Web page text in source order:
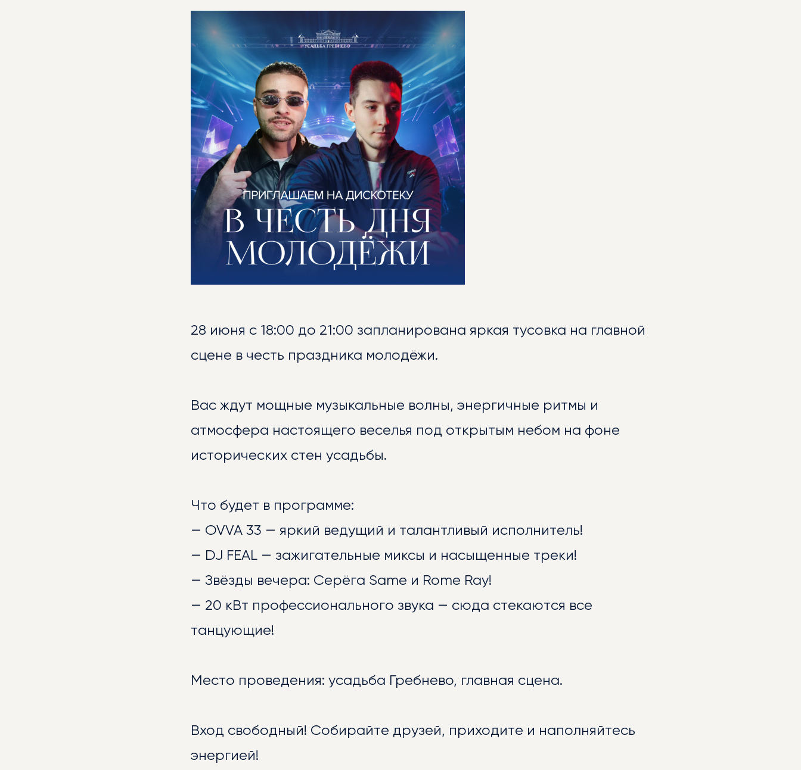
ОБ УСАДЬБЕ
ИСТОРИЯ
ВЛАДЕЛЬЦЫ УСАДЬБЫ
КНИГИ И СТАТЬИ
ВИДЕО
НОВОСТИ
ГАЛЕРЕЯ
28 июня с 18:00 до 21:00 запланирована яркая тусовка на главной
сцене в честь праздника молодёжи.
Вас ждут мощные музыкальные волны, энергичные ритмы и
атмосфера настоящего веселья под открытым небом на фоне
исторических стен усадьбы.
Что будет в программе:
— OVVA 33 — яркий ведущий и талантливый исполнитель!
— DJ FEAL — зажигательные миксы и насыщенные треки!
— Звёзды вечера: Серёга Same и Rome Ray!
— 20 кВт профессионального звука — сюда стекаются все
танцующие!
Место проведения: усадьба Гребнево, главная сцена.
Вход свободный! Собирайте друзей, приходите и наполняйтесь
энергией!